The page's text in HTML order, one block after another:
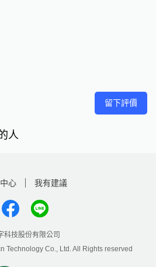
留下評價
人
心 我有建議
科技股份有限公司
Technology Co., Ltd. All Rights reserved